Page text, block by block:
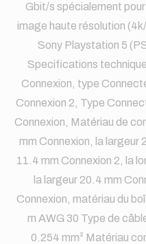
Gbit/s spécialement
image haute résolution
Sony Playstation 5
Specifications
Connexion, type
Connexion 2, Type
Connexion, Matériau de
mm Connexion, la largeur
11.4 mm Connexion 2, la
la largeur 20.4 mm
Connexion, matériau du
m AWG 30 Type de
0.254 mm² Matériau